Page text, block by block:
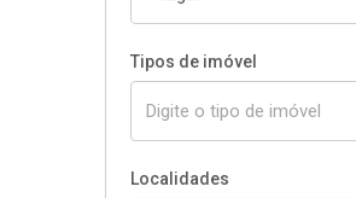
Tipos de imóvel
Localidades